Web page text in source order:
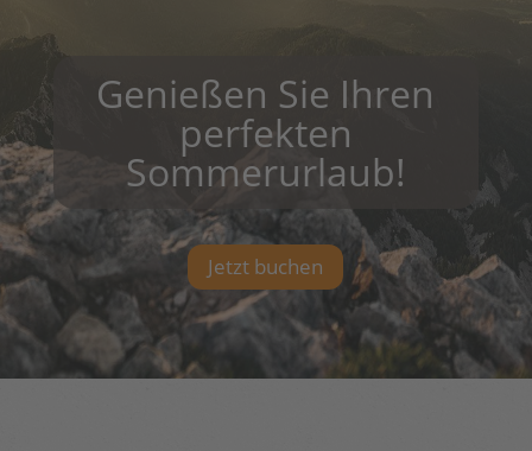
Genießen Sie Ihren
perfekten
Sommerurlaub!
Jetzt buchen